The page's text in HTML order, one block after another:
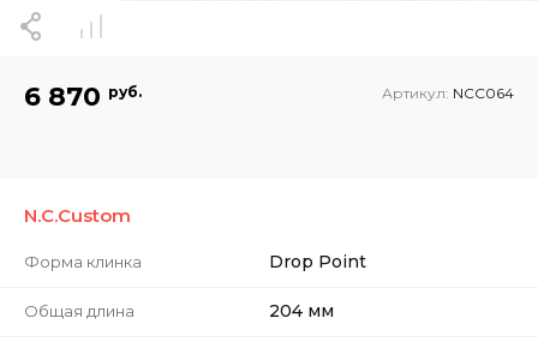
N.C.Custom
Форма клинка Drop Point
Общая длина 204 мм
6 870 руб. Артикул: NCC064